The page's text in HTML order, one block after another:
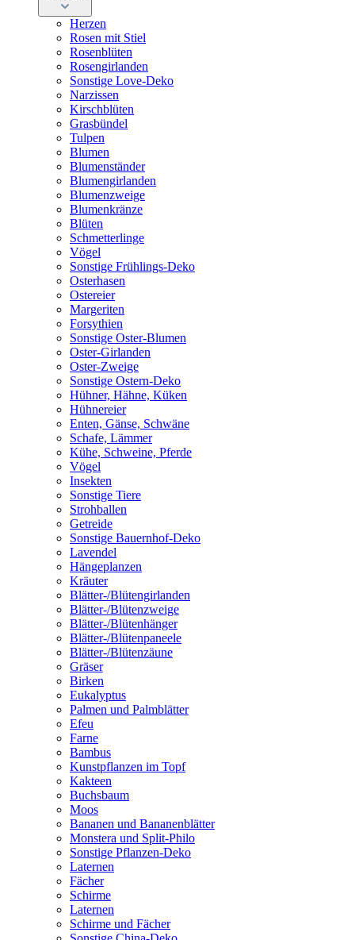
Herzen
Rosen mit Stiel
Rosenblüten
Rosengirlanden
Sonstige Love-Deko
Narzissen
Kirschblüten
Grasbündel
Tulpen
Blumen
Blumenständer
Blumengirlanden
Blumenzweige
Blumenkränze
Blüten
Schmetterlinge
Vögel
Sonstige Frühlings-Deko
Osterhasen
Ostereier
Margeriten
Forsythien
Sonstige Oster-Blumen
Oster-Girlanden
Oster-Zweige
Sonstige Ostern-Deko
Hühner, Hähne, Küken
Hühnereier
Enten, Gänse, Schwäne
Schafe, Lämmer
Kühe, Schweine, Pferde
Vögel
Insekten
Sonstige Tiere
Strohballen
Getreide
Sonstige Bauernhof-Deko
Lavendel
Hängeplanzen
Kräuter
Blätter-/Blütengirlanden
Blätter-/Blütenzweige
Blätter-/Blütenhänger
Blätter-/Blütenpaneele
Blätter-/Blütenzäune
Gräser
Birken
Eukalyptus
Palmen und Palmblätter
Efeu
Farne
Bambus
Kunstpflanzen im Topf
Kakteen
Buchsbaum
Moos
Bananen und Bananenblätter
Monstera und Split-Philo
Sonstige Pflanzen-Deko
Laternen
Fächer
Schirme
Laternen
Schirme und Fächer